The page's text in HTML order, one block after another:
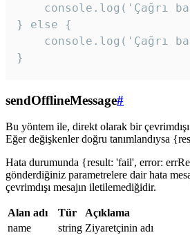
console.log('Çağrı
} else {
console.log('Çağrı
}
sendOfflineMessage#
Bu yöntem ile, direkt olarak bir
Eğer değişkenler doğru tanımlandıysa
Hata durumunda {result: 'fail', error:
gönderdiğiniz parametrelere dair hata
çevrimdışı mesajın iletilemediğidir.
Alan adı Tür
Açıklama
name
string Ziyaretçinin adı